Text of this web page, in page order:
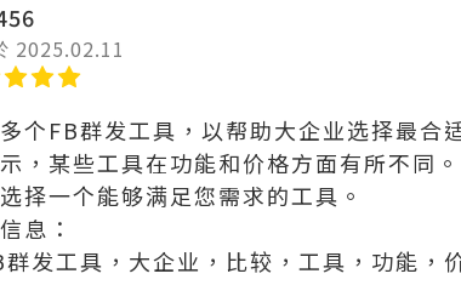
2025.02.11
个FB群发工具，以帮助大企业选择最合
，某些工具在功能和价格方面有所不同。
择一个能够满足您需求的工具。
息：
发工具，大企业，比较，工具，功能，